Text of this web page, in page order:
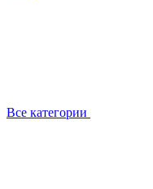
Все категории